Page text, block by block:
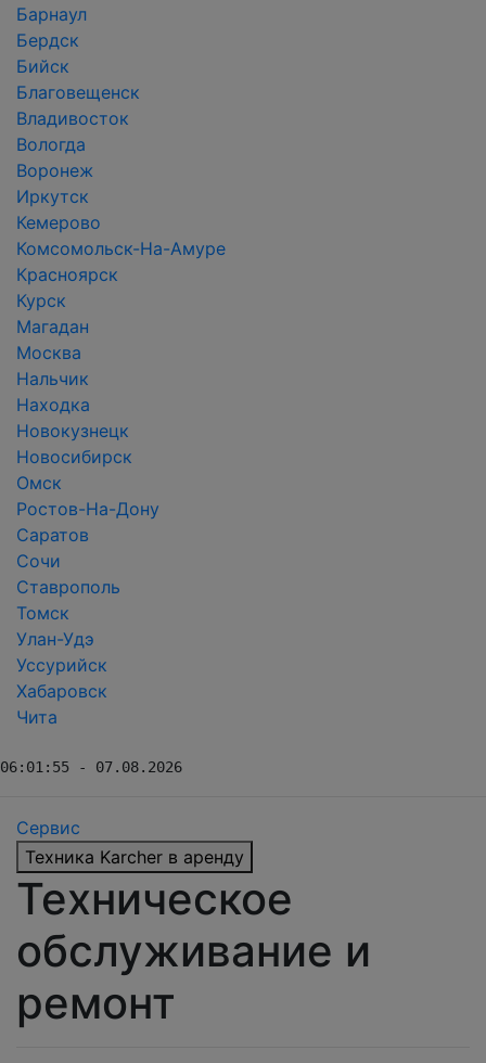
Барнаул
Бердск
Бийск
Благовещенск
Владивосток
Вологда
Воронеж
Иркутск
Кемерово
Комсомольск-На-Амуре
Красноярск
Курск
Магадан
Москва
Нальчик
Находка
Новокузнецк
Новосибирск
Омск
Ростов-На-Дону
Саратов
Сочи
Ставрополь
Томск
Улан-Удэ
Уссурийск
Хабаровск
Чита
06:01:55 - 07.08.2026
Сервис
Техника Karcher в аренду
Техническое
обслуживание и
ремонт